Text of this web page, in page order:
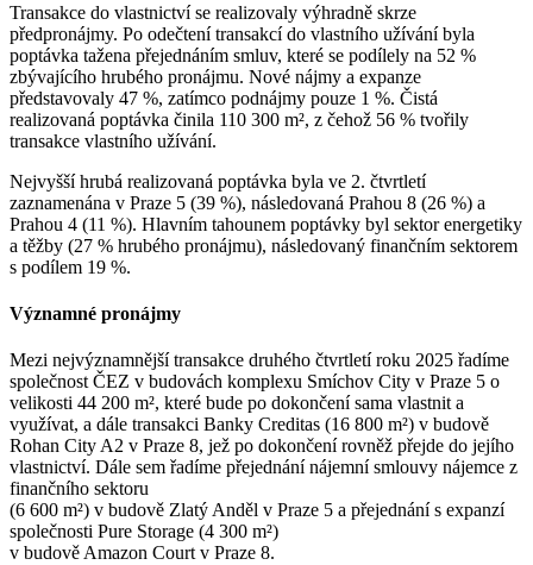
Transakce do vlastnictví se realizovaly výhradně skrze
předpronájmy. Po odečtení transakcí do vlastního užívání byla
poptávka tažena přejednáním smluv, které se podílely na 52 %
zbývajícího hrubého pronájmu. Nové nájmy a expanze
představovaly 47 %, zatímco podnájmy pouze 1 %. Čistá
realizovaná poptávka činila 110 300 m², z čehož 56 % tvořily
transakce vlastního užívání.
Nejvyšší hrubá realizovaná poptávka byla ve 2. čtvrtletí
zaznamenána v Praze 5 (39 %), následovaná Prahou 8 (26 %) a
Prahou 4 (11 %). Hlavním tahounem poptávky byl sektor energetiky
a těžby (27 % hrubého pronájmu), následovaný finančním sektorem
s podílem 19 %.
Významné pronájmy
Mezi nejvýznamnější transakce druhého čtvrtletí roku 2025 řadíme
společnost ČEZ v budovách komplexu Smíchov City v Praze 5 o
velikosti 44 200 m², které bude po dokončení sama vlastnit a
využívat, a dále transakci Banky Creditas (16 800 m²) v budově
Rohan City A2 v Praze 8, jež po dokončení rovněž přejde do jejího
vlastnictví. Dále sem řadíme přejednání nájemní smlouvy nájemce z
finančního sektoru
(6 600 m²) v budově Zlatý Anděl v Praze 5 a přejednání s expanzí
společnosti Pure Storage (4 300 m²)
v budově Amazon Court v Praze 8.